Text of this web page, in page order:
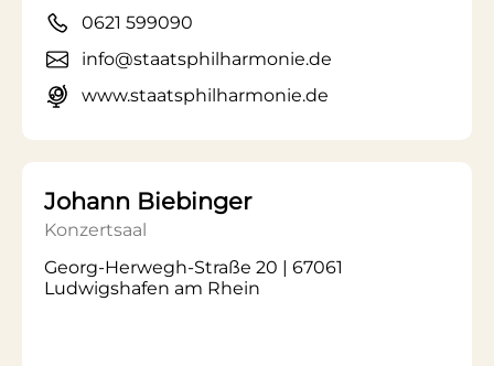
0621 599090
info@staatsphilharmonie.de
www.staatsphilharmonie.de
Johann Biebinger
Konzertsaal
Georg-Herwegh-Straße 20 | 67061
Ludwigshafen am Rhein